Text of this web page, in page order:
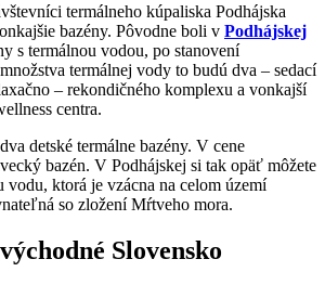
termálneho kúpaliska Podhájska
bazény. Pôvodne boli v Podhájskej
s termálnou vodou, po stanovení
termálnej vody to budú dva – sedací
– rekondičného komplexu a vonkajší
centra.
detské termálne bazény. V cene
bazén. V Podhájskej si tak opäť môžete
ktorá je vzácna na celom území
so zložení Mŕtveho mora.
Slovensko